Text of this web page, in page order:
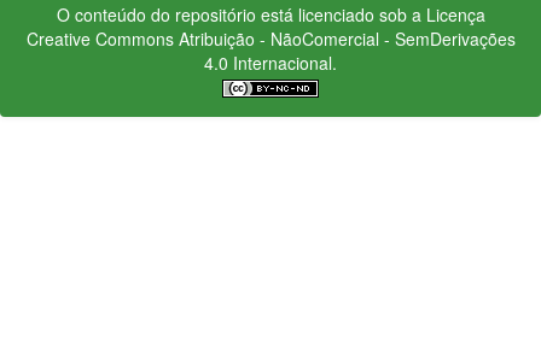
O conteúdo do repositório está licenciado sob a Licença
Creative CommonsAtribuição - NãoComercial - SemDerivações
4.0 Internacional.